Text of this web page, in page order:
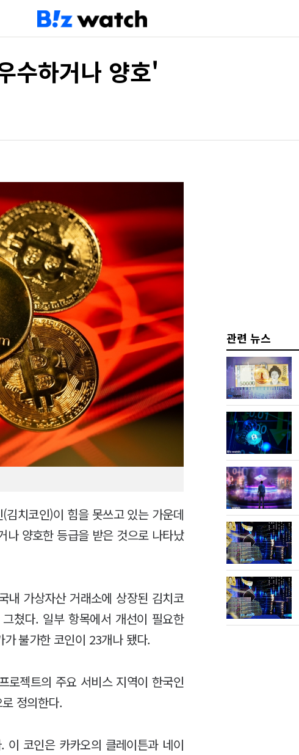
수하거나 양호'
치코인)이 힘을 못쓰고 있는 가운데
나 양호한 등급을 받은 것으로 나타났
내 가상자산 거래소에 상장된 김치코
쳤다. 일부 항목에서 개선이 필요한
불가한 코인이 23개나 됐다.
로젝트의 주요 서비스 지역이 한국인
정의한다.
코인은 카카오의 클레이튼과 네이
관련 뉴스